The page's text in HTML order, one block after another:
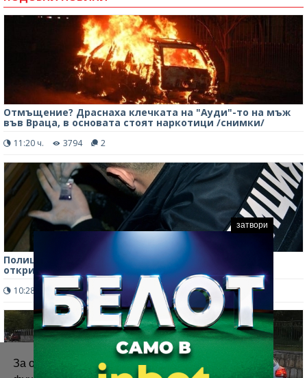
За осигуряване на правилното
Отмъщение? Драснаха клечката на "Ауди"-то на мъж
във Враца, в основата стоят наркотици /снимки/
11:20 ч. 3794 2
Полицаи тарашиха дома на 23-годишен в Оряхово,
откриха дрога
10:28 ч. 973 0
затвори